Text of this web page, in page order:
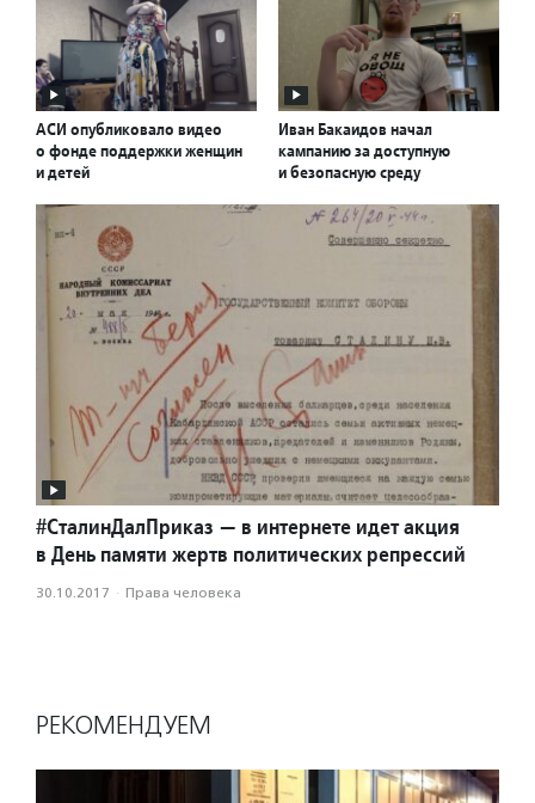
АСИ опубликовало видео
о фонде поддержки женщин
и детей
Иван Бакаидов начал
кампанию за доступную
и безопасную среду
#СталинДалПриказ — в интернете идет акция
в День памяти жертв политических репрессий
30.10.2017 · Права человека
РЕКОМЕНДУЕМ